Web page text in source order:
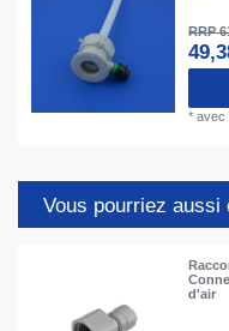
RRP
*avec
Vous pourriez aussi
d'air